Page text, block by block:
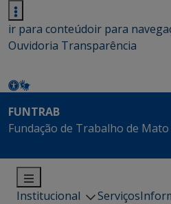
ir para conteúdoir para
Ouvidoria Transparência
FUNTRAB
Fundação de Trabalho de
Institucional Serviços